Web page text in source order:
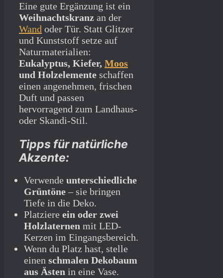
Eine gute Ergänzung ist ein
Weihnachtskranz an der
Wand oder Tür. Statt Glitzer
und Kunststoff setze auf
Naturmaterialien:
Eukalyptus, Kiefer, Moos
und Holzelemente schaffen
einen angenehmen, frischen
Duft und passen
hervorragend zum Landhaus-
oder Skandi-Stil.
Tipps für natürliche
Akzente:
Verwende unterschiedliche
Grüntöne – sie bringen
Tiefe in die Deko.
Platziere ein oder zwei
Holzlaternen mit LED-
Kerzen im Eingangsbereich.
Wenn du Platz hast, stelle
einen schmalen Dekobaum
aus Ästen in eine Vase.